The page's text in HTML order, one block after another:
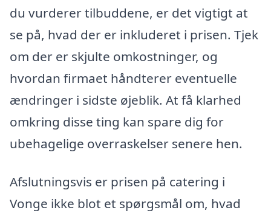
du vurderer tilbuddene, er det vigtigt at
se på, hvad der er inkluderet i prisen. Tjek
om der er skjulte omkostninger, og
hvordan firmaet håndterer eventuelle
ændringer i sidste øjeblik. At få klarhed
omkring disse ting kan spare dig for
ubehagelige overraskelser senere hen.
Afslutningsvis er prisen på catering i
Vonge ikke blot et spørgsmål om, hvad